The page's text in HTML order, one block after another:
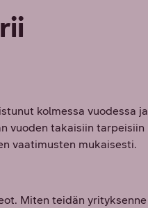
kolmessa vuodessa ja
vuoden takaisiin tarpeisiin
vaatimusten mukaisesti.
Miten teidän yrityksenne